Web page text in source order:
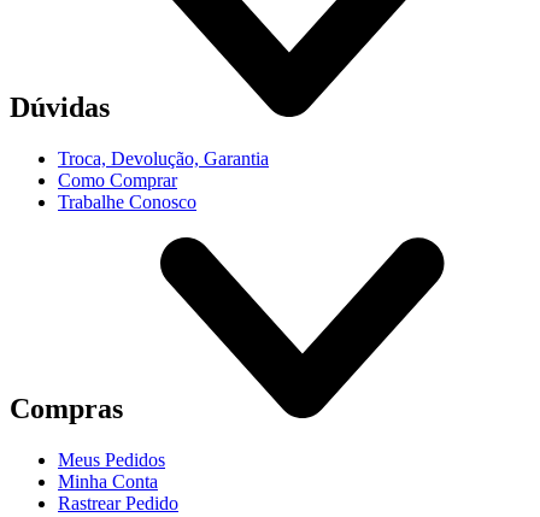
Dúvidas
Troca, Devolução, Garantia
Como Comprar
Trabalhe Conosco
Compras
Meus Pedidos
Minha Conta
Rastrear Pedido